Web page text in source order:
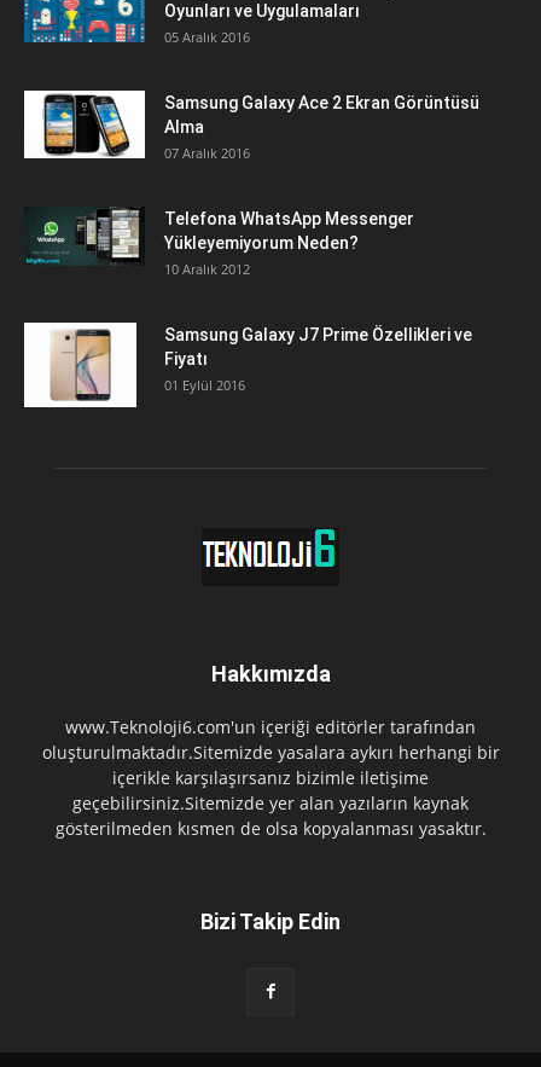
Oyunları ve Uygulamaları
05 Aralık 2016
Samsung Galaxy Ace 2 Ekran Görüntüsü
Alma
07 Aralık 2016
Telefona WhatsApp Messenger
Yükleyemiyorum Neden?
10 Aralık 2012
Samsung Galaxy J7 Prime Özellikleri ve
Fiyatı
01 Eylül 2016
Hakkımızda
www.Teknoloji6.com'un içeriği editörler tarafından
oluşturulmaktadır.Sitemizde yasalara aykırı herhangi bir
içerikle karşılaşırsanız bizimle iletişime
geçebilirsiniz.Sitemizde yer alan yazıların kaynak
gösterilmeden kısmen de olsa kopyalanması yasaktır.
Bizi Takip Edin